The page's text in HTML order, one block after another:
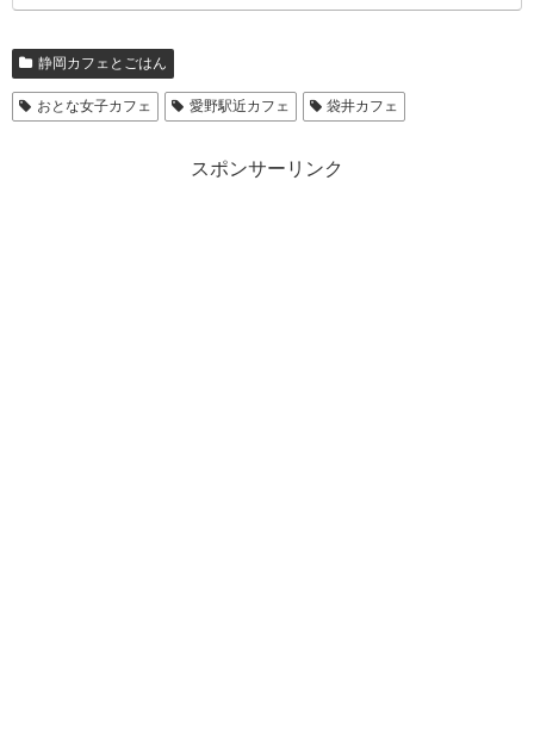
静岡カフェとごはん
おとな女子カフェ 愛野駅近カフェ 袋井カフェ
スポンサーリンク